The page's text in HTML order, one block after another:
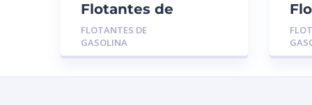
Flotantes de
Gasolina MGR-
01556: TOYOTA
TERIOS 2003
FLOTANTES DE
GASOLINA